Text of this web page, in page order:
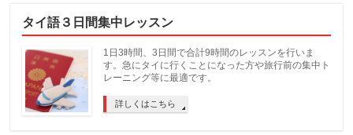
タイ語３日間集中レッスン
1日3時間、3日間で合計9時間のレッスンを行いま
す。急にタイに行くことになった方や旅行前の集中ト
レーニング等に最適です。
詳しくはこちら